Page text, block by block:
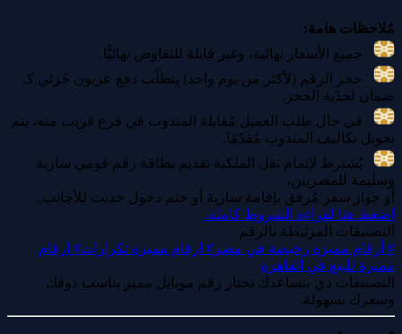
مُلاحظات هامة:
جميع الأسعار نهائية، وغير قابلة للتفاوض نهائيًّا.
حجز الرقم (لأكثر من يوم واحد) يتطلّب دفع عربون جُزئي كـ
ضمان لجدّية الحجز.
في حال طلب العميل مُقابلة المندوب في فرع قريب منه، يتم
تحويل تكاليف المندوب مُقدّمًا.
يُشترط لإتمام نقل الملكية تقديم بطاقة رقم قومي سارية
وسليمة للمصريين،
أو جواز سفر مُرفق بإقامة سارية أو ختم دخول حديث للأجانب.
اضغط هنا لقراءة الشروط كاملة.
التصنيفات المرتبطة بالرقم
# أرقام مميزة رخيصة في مصر # ارقام مميزة تكرارات# ارقام
مميزة للبيع في القاهرة
التصنيفات دي بتساعدك تختار رقم موبايل مميز يناسب ذوقك
وسعرك بسهولة.